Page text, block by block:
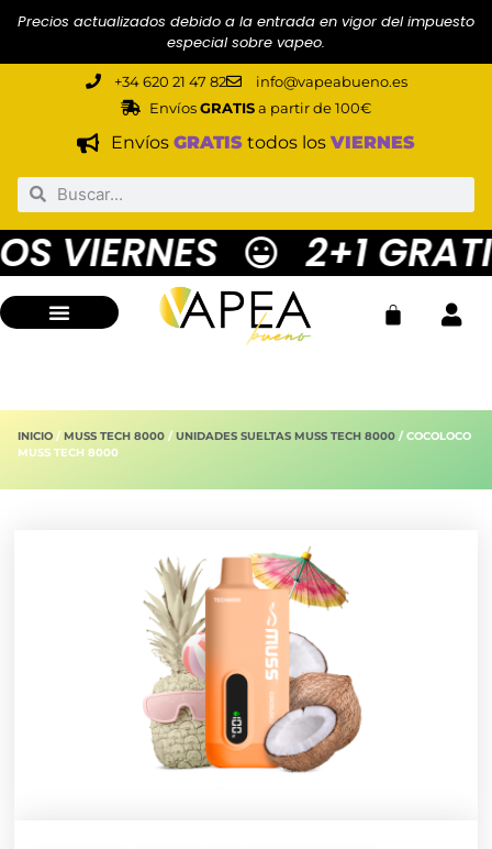
Precios actualizados debido a la entrada en vigor del impuesto
especial sobre vapeo.
+34 620 21 47 82
info@vapeabueno.es
EnvíosGRATISa partir de 100€
EnvíosGRATIS todos losVIERNES
VIERNES 2+1
INICIO / MUSS TECH 8000 / UNIDADES SUELTAS MUSS TECH 8000 / COCOLOCO
MUSS TECH 8000